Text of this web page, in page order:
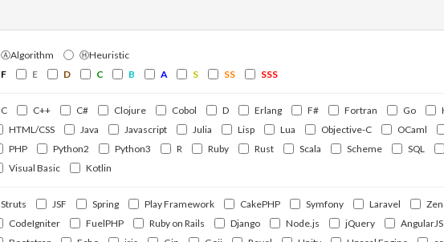
ⒶAlgorithm
ⒽHeuristic
F
E D C B A S SS SSS
C C++ C# Clojure Cobol D Erlang F# Fortran Go
HTML/CSS
Java Javascript Julia Lisp Lua Objective-C OCaml
PHP
Python2 Python3 R Ruby Rust Scala Scheme SQL
Visual Basic
Kotlin
Struts JSF Spring Play Framework CakePHP Symfony Laravel
CodeIgniter
FuelPHP Ruby on Rails Django Node.js jQuery AngularJS